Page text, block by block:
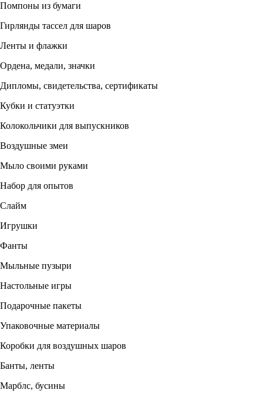
Помпоны из бумаги
Гирлянды тассел для шаров
Ленты и флажки
Ордена, медали, значки
Дипломы, свидетельства, сертификаты
Кубки и статуэтки
Колокольчики для выпускников
Воздушные змеи
Мыло своими руками
Набор для опытов
Слайм
Игрушки
Фанты
Мыльные пузыри
Настольные игры
Подарочные пакеты
Упаковочные материалы
Коробки для воздушных шаров
Банты, ленты
Марблс, бусины